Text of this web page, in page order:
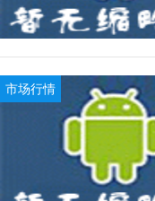
市场行情